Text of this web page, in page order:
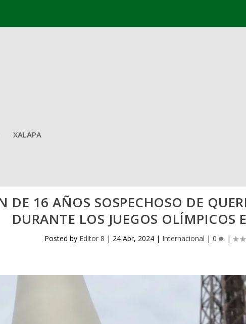
XALAPA
DE 16 AÑOS SOSPECHOSO DE
DURANTE LOS JUEGOS OLÍMPICOS
Posted by Editor 8 | 24 Abr, 2024| Internacional | 0 |